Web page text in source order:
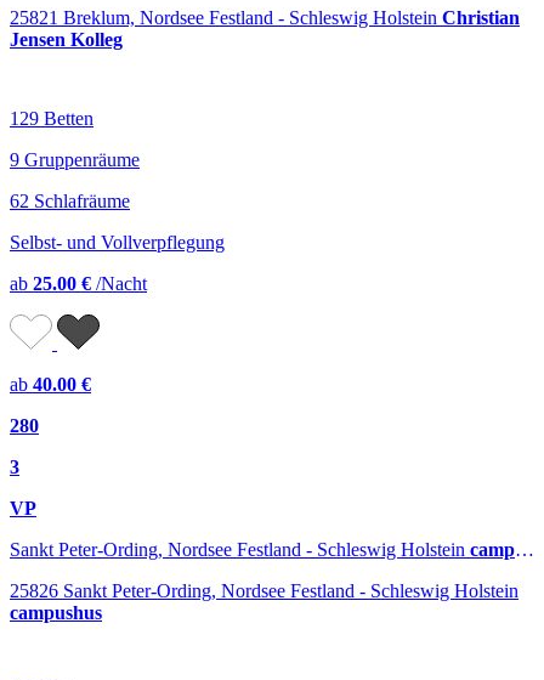
25821 Breklum, Nordsee Festland - Schleswig Holstein Christian
Jensen Kolleg
129 Betten
9 Gruppenräume
62 Schlafräume
Selbst- und Vollverpflegung
ab 25.00 € /Nacht
ab 40.00 €
280
3
VP
Sankt Peter-Ording, Nordsee Festland - Schleswig Holstein campushus
25826 Sankt Peter-Ording, Nordsee Festland - Schleswig Holstein
campushus